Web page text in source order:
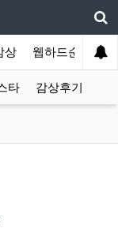
상 웹하드순위
타 감상후기